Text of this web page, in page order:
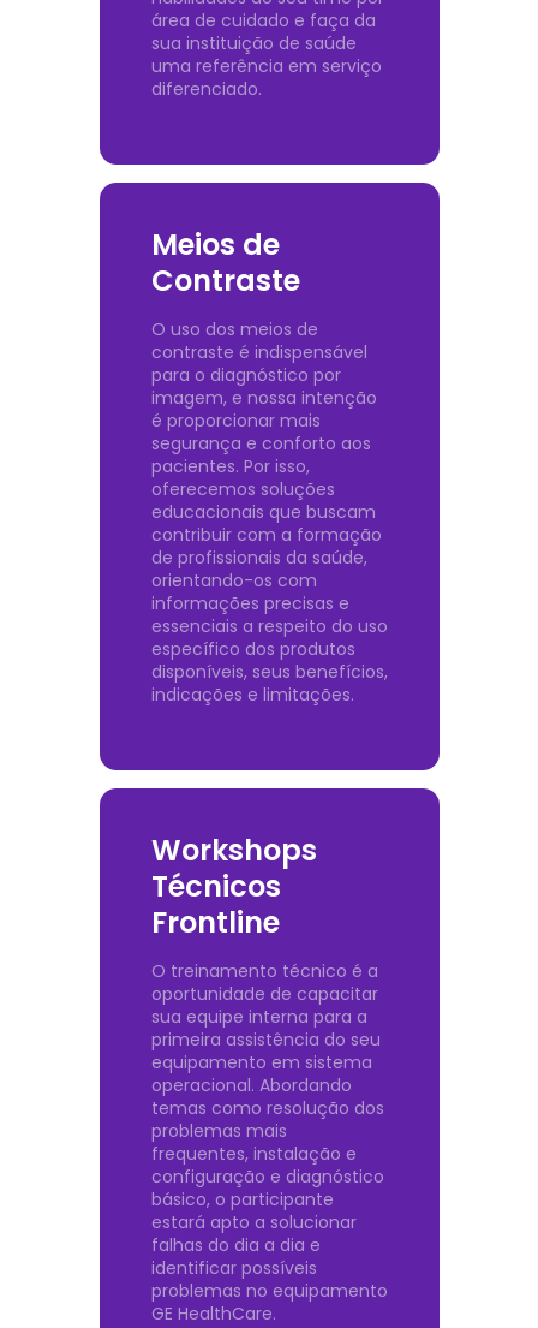
área de cuidado e faça da
sua instituição de saúde
uma referência em serviço
diferenciado.
Meios de
Contraste
O uso dos meios de
contraste é indispensável
para o diagnóstico por
imagem, e nossa intenção
é proporcionar mais
segurança e conforto aos
pacientes. Por isso,
oferecemos soluções
educacionais que buscam
contribuir com a formação
de profissionais da saúde,
orientando-os com
informações precisas e
essenciais a respeito do uso
específico dos produtos
disponíveis, seus benefícios,
indicações e limitações.
Workshops
Técnicos
Frontline
O treinamento técnico é a
oportunidade de capacitar
sua equipe interna para a
primeira assistência do seu
equipamento em sistema
operacional. Abordando
temas como resolução dos
problemas mais
frequentes, instalação e
configuração e diagnóstico
básico, o participante
estará apto a solucionar
falhas do dia a dia e
identificar possíveis
problemas no equipamento
GE HealthCare.